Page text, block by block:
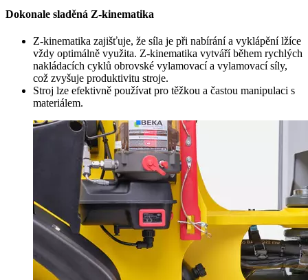
Dokonale sladěná Z-kinematika
Z-kinematika zajišťuje, že síla je při nabírání a vyklápění lžíce
vždy optimálně využita. Z-kinematika vytváří během rychlých
nakládacích cyklů obrovské vylamovací a vylamovací síly,
což zvyšuje produktivitu stroje.
Stroj lze efektivně používat pro těžkou a častou manipulaci s
materiálem.